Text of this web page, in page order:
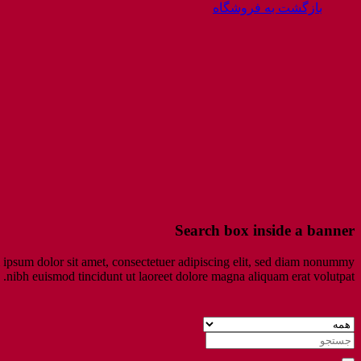
بازگشت به فروشگاه
Search box inside a banner
dolor sit amet, consectetuer adipiscing elit, sed diam nonummy
nibh euismod tincidunt ut laoreet dolore magna aliquam erat volutpat.
جستجو